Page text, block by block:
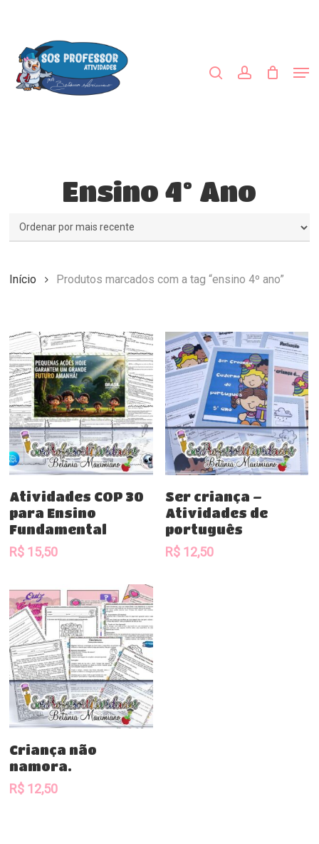
content
Ensino 4º Ano
Início Produtos marcados com a tag “ensino 4º ano”
Comprar
Atividades COP 30
para Ensino
Fundamental
R$ 15,50
Ser criança –
Atividades de
português
R$12,50
Comprar
Criança não
namora.
R$ 12,50